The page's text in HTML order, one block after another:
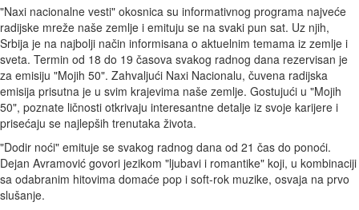
"Naxi nacionalne vesti" okosnica su informativnog programa najveće
radijske mreže naše zemlje i emituju se na svaki pun sat. Uz njih,
Srbija je na najbolji način informisana o aktuelnim temama iz zemlje i
sveta. Termin od 18 do 19 časova svakog radnog dana rezervisan je
za emisiju "Mojih 50". Zahvaljući Naxi Nacionalu, čuvena radijska
emisija prisutna je u svim krajevima naše zemlje. Gostujući u "Mojih
50", poznate ličnosti otkrivaju interesantne detalje iz svoje karijere i
prisećaju se najlepših trenutaka života.
"Dodir noći" emituje se svakog radnog dana od 21 čas do ponoći.
Dejan Avramović govori jezikom "ljubavi i romantike" koji, u kombinaciji
sa odabranim hitovima domaće pop i soft-rok muzike, osvaja na prvo
slušanje.